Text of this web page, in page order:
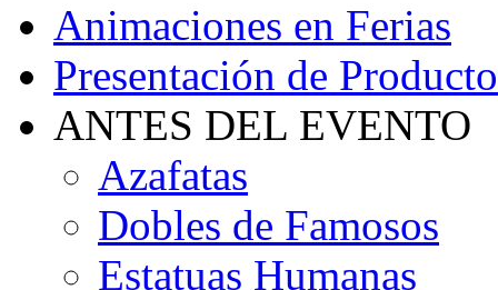
Animaciones en Ferias
Presentación de
ANTES DEL EVENTO
Azafatas
Dobles de Famosos
Estatuas Humanas